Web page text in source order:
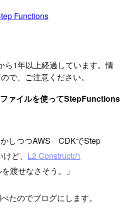
Functions
ら1年以上経過しています。情
で、ご注意ください。
ァイルを使ってStepFunctions
かしつつAWS CDKでStep
ど、 L2 Constructの
渡せなさそう。」
たのでブログにします。